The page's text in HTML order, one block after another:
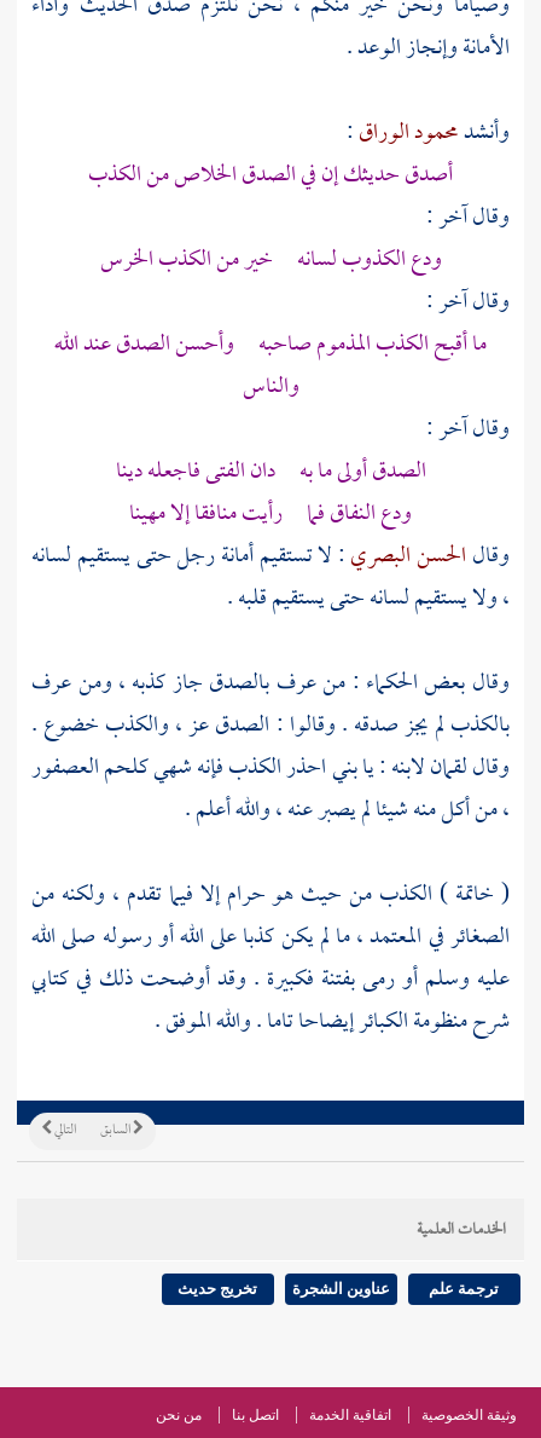
الأمانة وإنجاز الوعد .
وأنشدمحمود الوراق:
أصدق حديثك إن في الصدق الخلاص من الكذب
وقال آخر :
ودع الكذوب لسانه خير من الكذب الخرس
وقال آخر :
ما أقبح الكذب المذموم صاحبه وأحسن الصدق عند الله
والناس
وقال آخر :
الصدق أولى ما به دان الفتى فاجعله دينا
ودع النفاق فما رأيت منافقا إلا مهينا
وقالالحسن البصري: لا تستقيم أمانة رجل حتى يستقيم لسانه
، ولا يستقيم لسانه حتى يستقيم قلبه .
وقال بعض الحكماء : من عرف بالصدق جاز كذبه ، ومن عرف
بالكذب لم يجز صدقه . وقالوا : الصدق عز ، والكذب خضوع .
وقاللقمانلابنه : يا بني احذر الكذب فإنه شهي كلحم العصفور
، من أكل منه شيئا لم يصبر عنه ، والله أعلم .
( خاتمة ) الكذب من حيث هو حرام إلا فيما تقدم ، ولكنه من
الصغائر في المعتمد ، ما لم يكن كذبا على الله أو رسوله صلى الله
عليه وسلم أو رمى بفتنة فكبيرة . وقد أوضحت ذلك في كتابي
شرح منظومة الكبائر إيضاحا تاما . والله الموفق .
التالي السابق
الخدمات العلمية
ترجمة علم عناوين الشجرة تخريج حديث
وثيقة الخصوصية اتفاقية الخدمة اتصل بنا من نحن